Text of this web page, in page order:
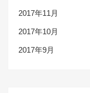
2017年11月
2017年10月
2017年9月